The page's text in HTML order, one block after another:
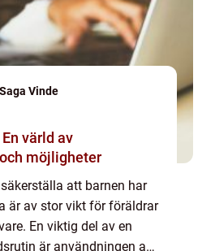
Saga Vinde
värld av
möjligheter
att barnen har
är av stor vikt för föräldrar
En viktig del av en
är användningen av